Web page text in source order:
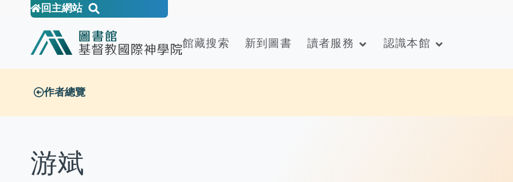
回主網站
館藏搜索 新到圖書 讀者服務 認識本館
作者總覽
游斌